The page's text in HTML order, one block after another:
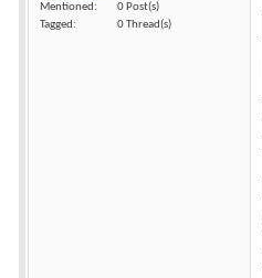
Mentioned
0 Post(s)
Tagged
0 Thread(s)